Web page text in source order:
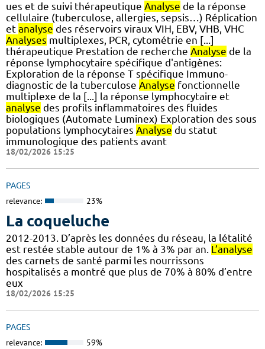
ues et de suivi thérapeutique Analyse de la réponse
cellulaire (tuberculose, allergies, sepsis…) Réplication
et analyse des réservoirs viraux VIH, EBV, VHB, VHC
Analyses multiplexes, PCR, cytométrie en [...]
thérapeutique Prestation de recherche Analyse de la
réponse lymphocytaire spécifique d'antigènes:
Exploration de la réponse T spécifique Immuno-
diagnostic de la tuberculose Analyse fonctionnelle
multiplexe de la [...] la réponse lymphocytaire et
analyse des profils inflammatoires des fluides
biologiques (Automate Luminex) Exploration des sous
populations lymphocytaires Analyse du statut
immunologique des patients avant
18/02/2026 15:25
PAGES
relevance: 23%
La coqueluche
2012-2013. D’après les données du réseau, la létalité
est restée stable autour de 1% à 3% par an. L’analyse
des carnets de santé parmi les nourrissons
hospitalisés a montré que plus de 70% à 80% d’entre
eux
18/02/2026 15:25
PAGES
relevance: 59%